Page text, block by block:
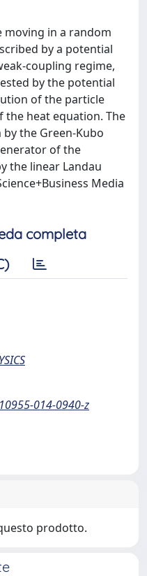
moving in a random
by a potential
coupling regime,
by the potential
of the particle
heat equation. The
the Green-Kubo
of the
the linear Landau
Media
completa
014-0940-z
prodotto.